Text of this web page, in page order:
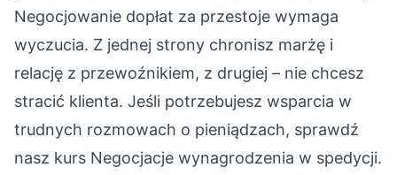
Negocjowanie dopłat za przestoje wymaga
wyczucia. Z jednej strony chronisz marżę i
relację z przewoźnikiem, z drugiej – nie chcesz
stracić klienta. Jeśli potrzebujesz wsparcia w
trudnych rozmowach o pieniądzach, sprawdź
nasz kurs Negocjacje wynagrodzenia w spedycji.